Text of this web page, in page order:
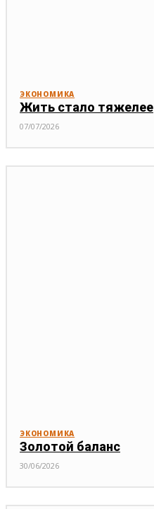
ЭКОНОМИКА
Жить стало тяжелее
07/07/2026
ЭКОНОМИКА
Золотой баланс
30/06/2026